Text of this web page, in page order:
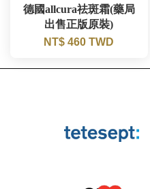
德國allcura祛斑霜(藥局
出售正版原裝)
NT$ 460 TWD